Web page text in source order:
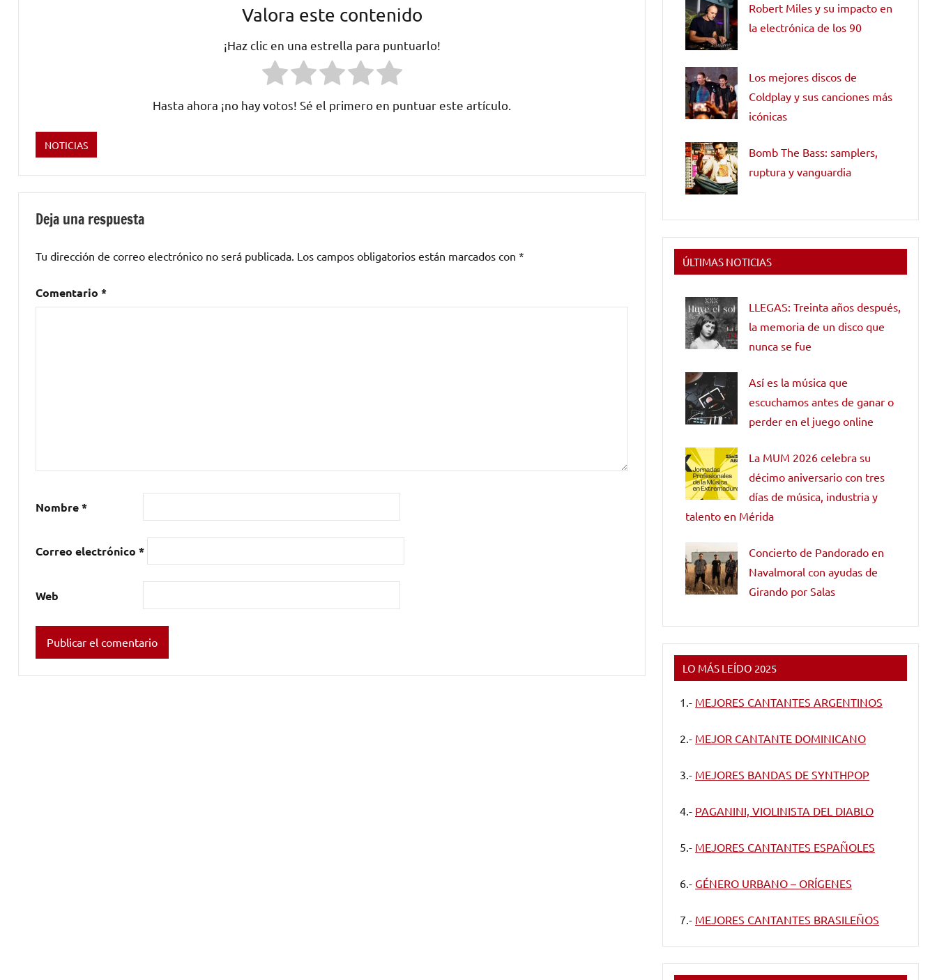
Valora este contenido
¡Haz clic en una estrella para puntuarlo!
Hasta ahora ¡no hay votos! Sé el primero en puntuar este artículo.
Etiquetado
Rokuemon
Japón,
Rodríguez,
NOTICIAS
Deja una respuesta
Tu dirección de correo electrónico no será publicada. Los campos obligatorios están marcados con *
Comentario *
Nombre*
Correo electrónico *
Web
Robert Miles y su impacto en
la electrónica de los 90
Los mejores discos de
Coldplay y sus canciones más
icónicas
Bomb The Bass: samplers,
ruptura y vanguardia
ÚLTIMAS NOTICIAS
LLEGAS: Treinta años después,
la memoria de un disco que
nunca se fue
Así es la música que
escuchamos antes de ganar o
perder en el juego online
La MUM 2026 celebra su
décimo aniversario con tres
días de música, industria y
talento en Mérida
Concierto de Pandorado en
Navalmoral con ayudas de
Girando por Salas
LO MÁS LEÍDO 2025
1.- MEJORES CANTANTES ARGENTINOS
2.- MEJOR CANTANTE DOMINICANO
3.- MEJORES BANDAS DE SYNTHPOP
4.- PAGANINI, VIOLINISTA DEL DIABLO
5.- MEJORES CANTANTES ESPAÑOLES
6.- GÉNERO URBANO – ORÍGENES
7.- MEJORES CANTANTES BRASILEÑOS